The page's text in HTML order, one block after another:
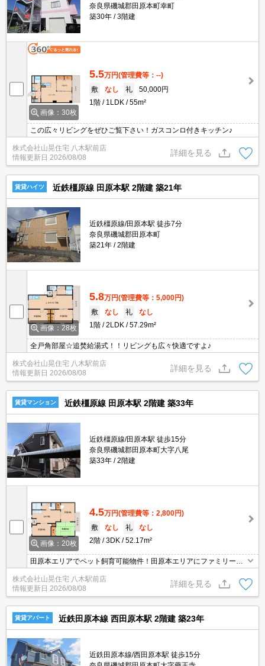
奈良県磯城郡田原本町幸町
築30年
3階建
画像：30枚
5.5万円(管理費等：--)
敷
なし 礼
50,000円
1階
1LDK 55m²
この広々リビングをぜひご覧下さい！ガスコンロ付きキッチン♪
株式会社山晃住宅 八木駅前店
情報更新日 2026/08/08
詳細を見る
賃貸ハイツ 近鉄橿原線 田原本駅 2階建 築21年
近鉄橿原線/田原本駅 徒歩7分
奈良県磯城郡田原本町
築21年
2階建
画像：28枚
5.8万円(管理費等：5,000円)
敷
なし 礼
なし
1階
2LDK 57.29m²
全戸角部屋☆追焚給湯式！！リビングも広々快適ですよ♪
株式会社山晃住宅 八木駅前店
情報更新日 2026/08/08
詳細を見る
賃貸マンション 近鉄橿原線 田原本駅 2階建 築33年
近鉄橿原線/田原本駅 徒歩15分
奈良県磯城郡田原本町大字八尾
築33年
2階建
画像：20枚
4.5万円(管理費等：2,800円)
敷
なし 礼
なし
2階
3DK 52.17m²
田原本エリアでペット飼育可能物件！田原本エリアにファミリー様
にオススメの物件が空いてきます！家賃のお支払いはクレジットカ
ードでも可能ですので、ポイントをためることができるので、とっ
てもお得ですね！
株式会社山晃住宅 八木駅前店
情報更新日 2026/08/08
詳細を見る
賃貸アパート 近鉄田原本線 西田原本駅 2階建 築23年
近鉄田原本線/西田原本駅 徒歩15分